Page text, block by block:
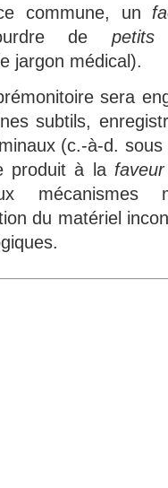
commune, un
depetits
jargon médical).
sera
subtils,
(c.-à-d.
produit à la
mécanismes
du matériel